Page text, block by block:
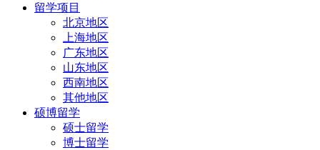
留学项目
北京地区
上海地区
广东地区
山东地区
西南地区
其他地区
硕博留学
硕士留学
博士留学